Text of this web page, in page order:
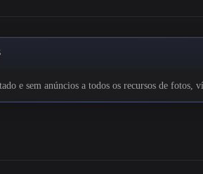
e sem anúncios a todos os recursos de fotos,